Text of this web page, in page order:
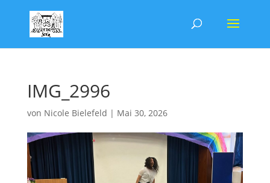
IMG_2996
von Nicole Bielefeld | Mai 30, 2026